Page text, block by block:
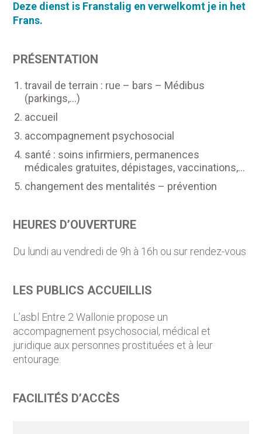
Deze dienst is Franstalig enverwelkomt je in het
Frans.
PRÉSENTATION
travail de terrain : rue – bars – Médibus
(parkings,…)
accueil
accompagnement psychosocial
santé : soins infirmiers, permanences
médicales gratuites, dépistages, vaccinations,…
changement des mentalités – prévention
HEURES D’OUVERTURE
Du lundi au vendredi de 9h à 16h ou sur rendez-vous
LES PUBLICS ACCUEILLIS
L’asbl Entre 2 Wallonie propose un
accompagnement psychosocial, médical et
juridique aux personnes prostituées et à leur
entourage.
FACILITÉS D’ACCÈS